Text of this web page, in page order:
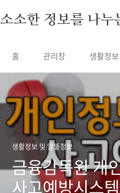
소소한 정보를 나누
홈 관리창 생활정
생활정보 및 알뜰정보
금융감독원 개
사고예방시스템